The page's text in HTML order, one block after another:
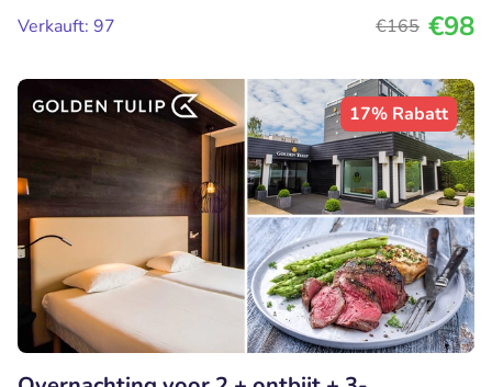
Verkauft: 97
€165 €98
17% Rabatt